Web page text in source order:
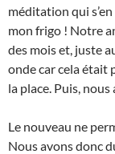
méditation qui
mon frigo ! Notre
des mois et, juste
onde car cela était
la place. Puis, nous
Le nouveau ne
Nous avons donc